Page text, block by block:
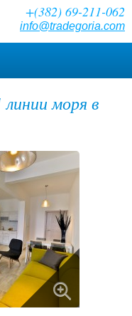
+(382) 69-211-062
info@tradegoria.com
моря в